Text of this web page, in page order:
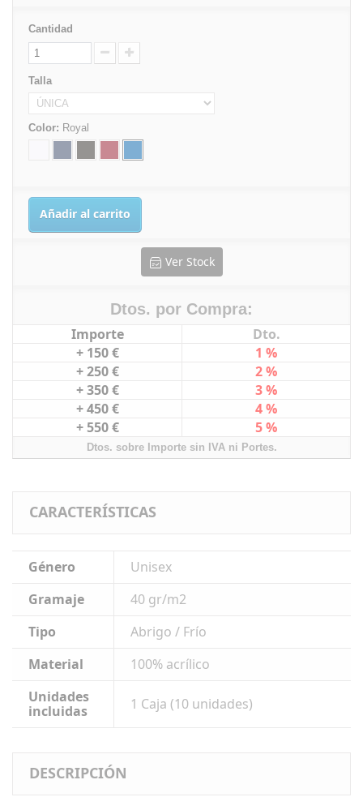
Cantidad
Talla
Color: Royal
Añadir al carrito
Ver Stock
Dtos. por Compra:
Importe
Dto.
+ 150 €
1 %
+ 250 €
2 %
+ 350 €
3 %
+ 450 €
4 %
+ 550 €
5 %
Dtos. sobre Importe sin IVA ni Portes.
CARACTERÍSTICAS
Género
Unisex
Gramaje
40 gr/m2
Tipo
Abrigo / Frío
Material
100% acrílico
Unidades
incluidas
1 Caja (10 unidades)
DESCRIPCIÓN